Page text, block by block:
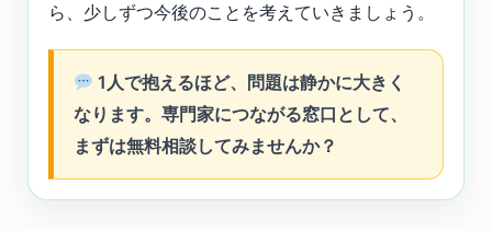
ら、少しずつ今後のことを考えていきましょう。
1人で抱えるほど、問題は静かに大きく
なります。専門家につながる窓口として、
まずは無料相談してみませんか？